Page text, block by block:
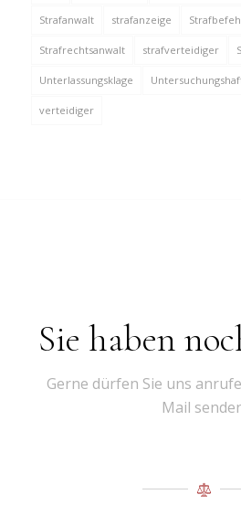
Strafanwalt strafanzeige
Strafrechtsanwalt strafverteidiger
Unterlassungsklage
verteidiger
Sie haben
Gerne dürfen Sie uns
Mail